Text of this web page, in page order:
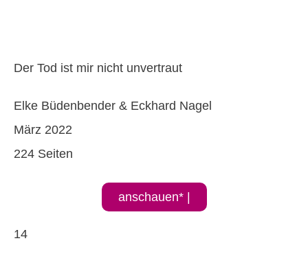
Der Tod ist mir nicht unvertraut
Elke Büdenbender & Eckhard Nagel
März 2022
224 Seiten
anschauen* |
14